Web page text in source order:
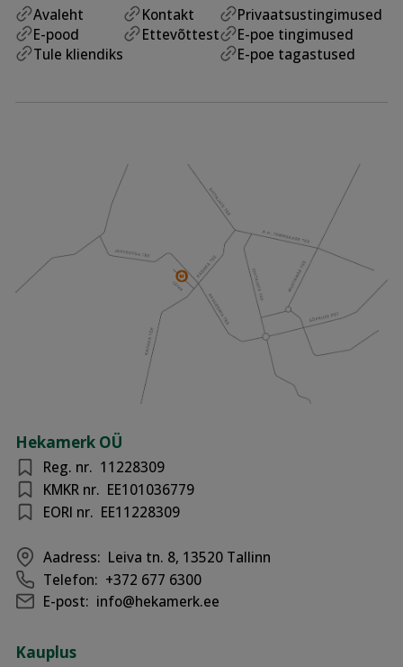
Avaleht
E-pood
Tule kliendiks
Kontakt
Ettevõttest
Privaatsustingimused
E-poe tingimused
E-poe tagastused
Hekamerk OÜ
Reg. nr. 11228309
KMKR nr. EE101036779
EORI nr. EE11228309
Aadress: Leiva tn. 8, 13520 Tallinn
Telefon: +372 677 6300
E-post: info@hekamerk.ee
Kauplus